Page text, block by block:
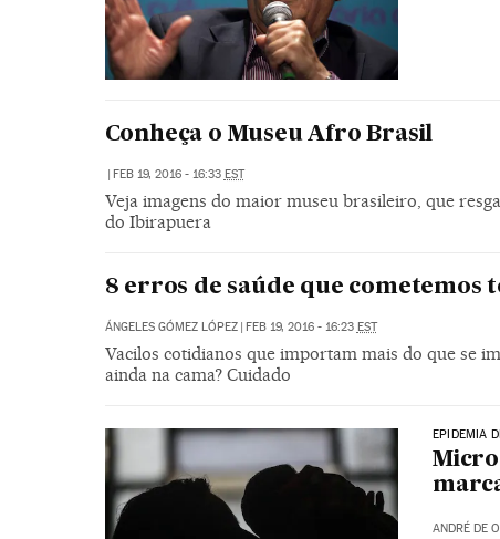
Conheça o Museu Afro Brasil
| FEB 19, 2016 - 16:33 EST
Veja imagens do maior museu brasileiro, que
do Ibirapuera
8 erros de saúde que cometemos
ÁNGELES GÓMEZ LÓPEZ | FEB 19, 2016 - 16:23 EST
Vacilos cotidianos que importam mais do que se
ainda na cama? Cuidado
EPIDEMIA
ANDRÉ DE